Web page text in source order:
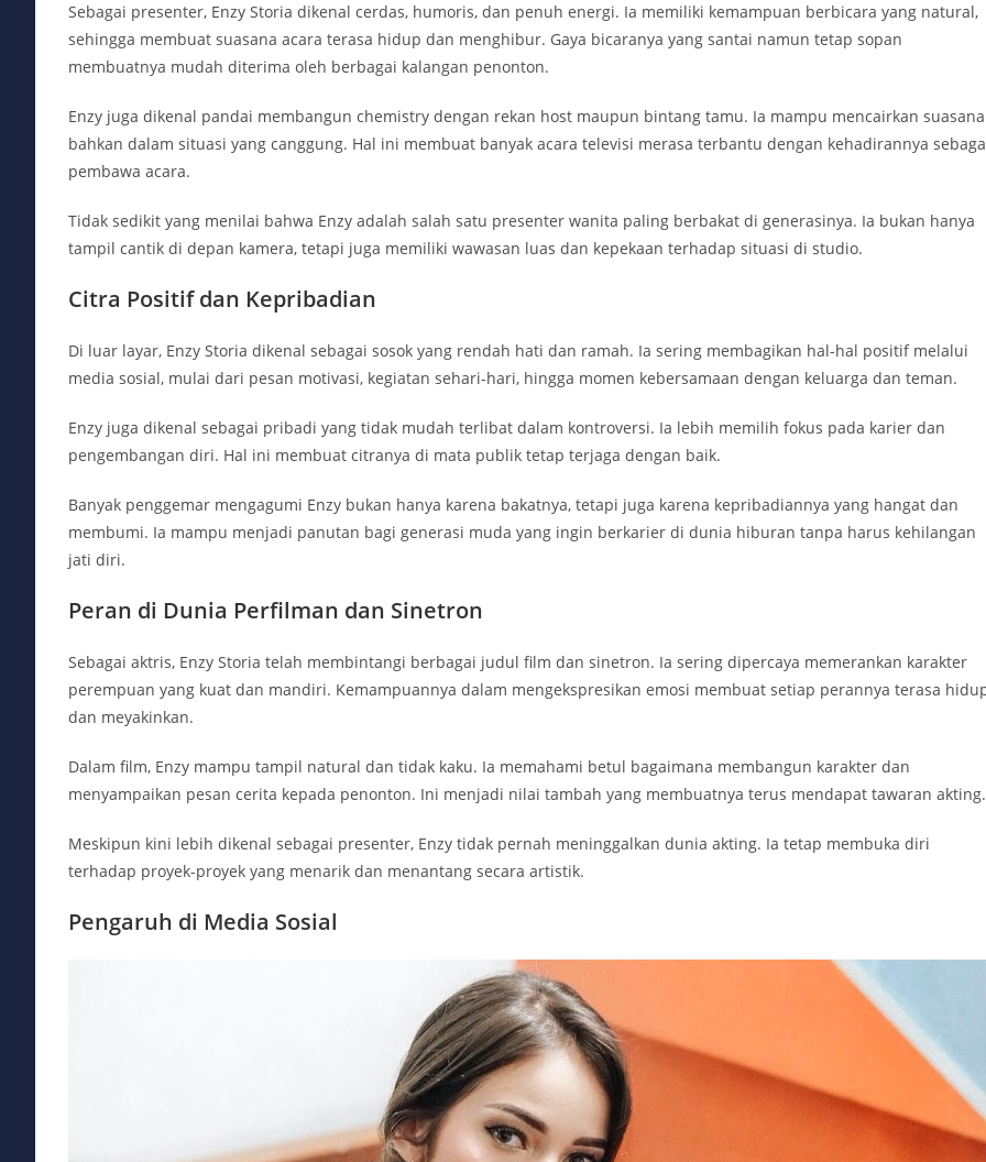
Sebagai presenter, Enzy Storia dikenal cerdas, humoris, dan penuh energi. Ia memiliki kemampuan berbicara yang natural,
sehingga membuat suasana acara terasa hidup dan menghibur. Gaya bicaranya yang santai namun tetap sopan
membuatnya mudah diterima oleh berbagai kalangan penonton.
Enzy juga dikenal pandai membangun chemistry dengan rekan host maupun bintang tamu. Ia mampu mencairkan suasana
bahkan dalam situasi yang canggung. Hal ini membuat banyak acara televisi merasa terbantu dengan kehadirannya
pembawa acara.
Tidak sedikit yang menilai bahwa Enzy adalah salah satu presenter wanita paling berbakat di generasinya. Ia bukan hanya
tampil cantik di depan kamera, tetapi juga memiliki wawasan luas dan kepekaan terhadap situasi di studio.
Citra Positif dan Kepribadian
Di luar layar, Enzy Storia dikenal sebagai sosok yang rendah hati dan ramah. Ia sering membagikan hal-hal positif melalui
media sosial, mulai dari pesan motivasi, kegiatan sehari-hari, hingga momen kebersamaan dengan keluarga dan teman.
Enzy juga dikenal sebagai pribadi yang tidak mudah terlibat dalam kontroversi. Ia lebih memilih fokus pada karier dan
pengembangan diri. Hal ini membuat citranya di mata publik tetap terjaga dengan baik.
Banyak penggemar mengagumi Enzy bukan hanya karena bakatnya, tetapi juga karena kepribadiannya yang hangat dan
membumi. Ia mampu menjadi panutan bagi generasi muda yang ingin berkarier di dunia hiburan tanpa harus kehilangan
jati diri.
Peran di Dunia Perfilman dan Sinetron
Sebagai aktris, Enzy Storia telah membintangi berbagai judul film dan sinetron. Ia sering dipercaya memerankan karakter
perempuan yang kuat dan mandiri. Kemampuannya dalam mengekspresikan emosi membuat setiap perannya terasa
dan meyakinkan.
Dalam film, Enzy mampu tampil natural dan tidak kaku. Ia memahami betul bagaimana membangun karakter dan
menyampaikan pesan cerita kepada penonton. Ini menjadi nilai tambah yang membuatnya terus mendapat tawaran akting.
Meskipun kini lebih dikenal sebagai presenter, Enzy tidak pernah meninggalkan dunia akting. Ia tetap membuka diri
terhadap proyek-proyek yang menarik dan menantang secara artistik.
Pengaruh di Media Sosial